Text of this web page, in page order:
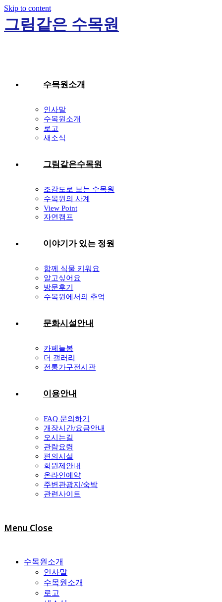
Skip to content
그림같은 수목원
수목원소개
인사말
수목원소개
로고
새소식
그림같은수목원
조감도로 보는 수목원
수목원의 사계
View Point
자연캠프
이야기가 있는 정원
함께 식물 키워요
알고싶어요
방문후기
수목원에서의 추억
문화시설안내
카페늘봄
더 갤러리
전통가구전시관
이용안내
FAQ 문의하기
개장시간/요금안내
오시는길
관람요령
편의시설
회원제안내
온라인예약
주변관광지/숙박
관련사이트
Menu Close
수목원소개
인사말
수목원소개
로고